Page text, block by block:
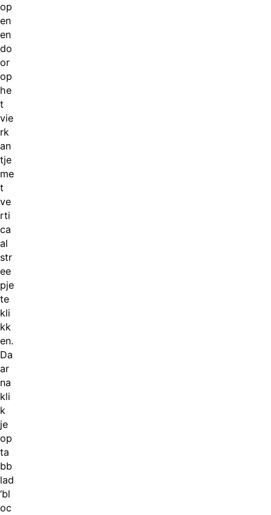
op
en
en
do
or
op
he
t
vie
rk
an
tje
me
t
ve
rti
ca
al
str
ee
pje
te
kli
kk
en.
Da
ar
na
kli
k
je
op
ta
bb
lad
‘bl
oc